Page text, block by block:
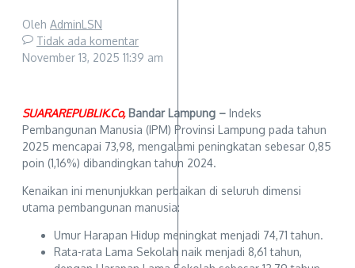
Oleh AdminLSN
Tidak ada komentar
November 13, 2025 11:39 am
SUARAREPUBLIK.Co, Bandar Lampung – Indeks
Pembangunan Manusia (IPM) Provinsi Lampung pada tahun
2025 mencapai 73,98, mengalami peningkatan sebesar 0,85
poin (1,16%) dibandingkan tahun 2024.
Kenaikan ini menunjukkan perbaikan di seluruh dimensi
utama pembangunan manusia:
Umur Harapan Hidup meningkat menjadi 74,71 tahun.
Rata-rata Lama Sekolah naik menjadi 8,61 tahun,